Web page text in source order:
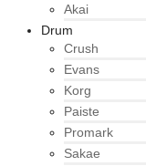
Akai
Drum
Crush
Evans
Korg
Paiste
Promark
Sakae